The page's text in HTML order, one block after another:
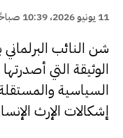
11 يونيو 2026، 10:39 صباحًا
شن النائب
الوثيقة التي
السياسية
إشكالات الإرث